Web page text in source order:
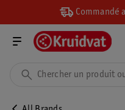
Commandé